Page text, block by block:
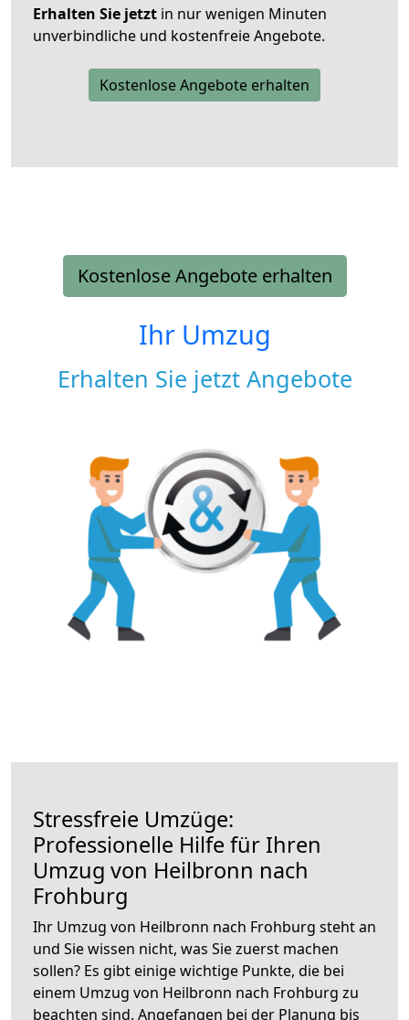
Erhalten Sie jetzt in nur wenigen Minuten
unverbindliche und kostenfreie Angebote.
Kostenlose Angebote erhalten
Kostenlose Angebote erhalten
Ihr Umzug
Erhalten Sie jetzt Angebote
Stressfreie Umzüge:
Professionelle Hilfe für Ihren
Umzug von Heilbronn nach
Frohburg
Ihr Umzug von Heilbronn nach Frohburg steht an
und Sie wissen nicht, was Sie zuerst machen
sollen? Es gibt einige wichtige Punkte, die bei
einem Umzug von Heilbronn nach Frohburg zu
beachten sind. Angefangen bei der Planung bis